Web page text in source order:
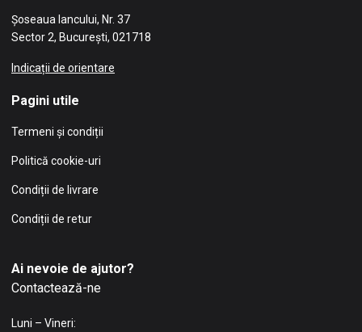
Șoseaua Iancului, Nr. 37
Sector 2, București, 021718
Indicații de orientare
Pagini utile
Termeni și condiții
Politică cookie-uri
Condiții de livrare
Condiții de retur
Ai nevoie de ajutor?
Contactează-ne
Luni – Vineri: